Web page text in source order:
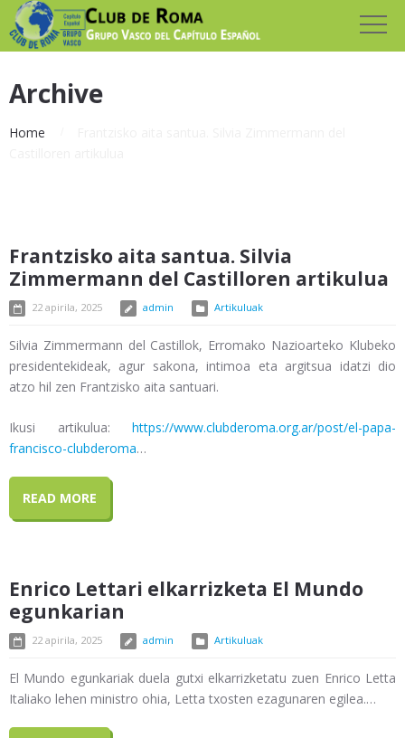
Archive
Home
Frantzisko aita santua. Silvia
Zimmermann del Castilloren artikulua
22 apirila, 2025 admin Artikuluak
Silvia Zimmermann del Castillok, Erromako Nazioarteko Klubeko
presidentekideak, agur sakona, intimoa eta argitsua idatzi dio
atzo hil zen Frantzisko aita santuari.
Ikusi artikulua: https://www.clubderoma.org.ar/post/el-papa-
francisco-clubderoma…
READ MORE
Enrico Lettari elkarrizketa El Mundo
egunkarian
22 apirila, 2025 admin Artikuluak
El Mundo egunkariak duela gutxi elkarrizketatu zuen Enrico Letta
Italiako lehen ministro ohia, Letta txosten ezagunaren egilea.…